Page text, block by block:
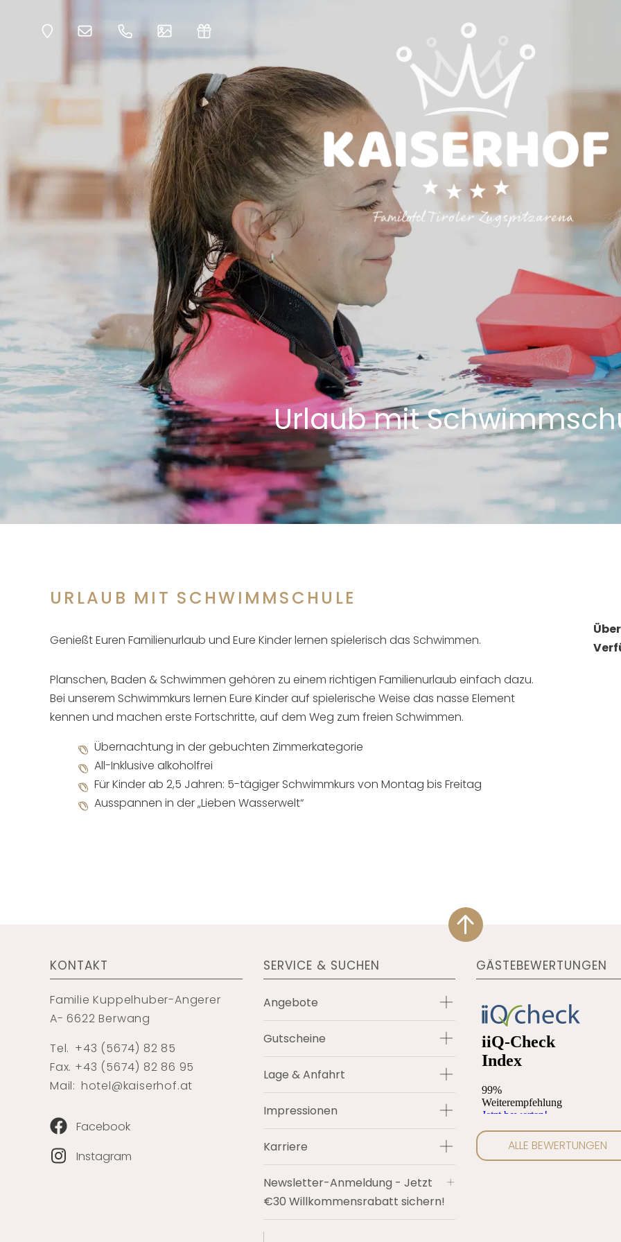
Urlaub mit
URLAUB MIT SCHWIMMSCHULE
Genießt Euren Familienurlaub und Eure Kinder lernen spielerisch das Schwimmen.
Planschen, Baden & Schwimmen gehören zu einem richtigen Familienurlaub einfach dazu.
Bei unserem Schwimmkurs lernen Eure Kinder auf spielerische Weise das nasse Element
kennen und machen erste Fortschritte, auf dem Weg zum freien Schwimmen.
Übernachtung in der gebuchten Zimmerkategorie
All-Inklusive alkoholfrei
Für Kinder ab 2,5 Jahren: 5-tägiger Schwimmkurs von Montag bis Freitag
Ausspannen in der „Lieben Wasserwelt“
KONTAKT
Familie Kuppelhuber-Angerer
A- 6622 Berwang
Tel. +43 (5674) 82 85
Fax. +43 (5674) 82 86 95
Mail: hotel@kaiserhof.at
Facebook
Instagram
SERVICE & SUCHEN
Angebote
Gutscheine
Lage & Anfahrt
Impressionen
Karriere
Newsletter-Anmeldung - Jetzt
€30 Willkommensrabatt sichern!
GÄSTEBEWERTUNGEN
ALLE BEWERTUNGEN